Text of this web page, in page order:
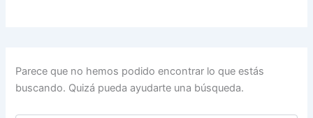
Parece que no hemos podido encontrar lo que estás
buscando. Quizá pueda ayudarte una búsqueda.